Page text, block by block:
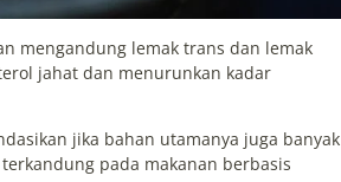
mengandung lemak trans dan lemak
jahat dan menurunkan kadar
jika bahan utamanya juga banyak
pada makanan berbasis